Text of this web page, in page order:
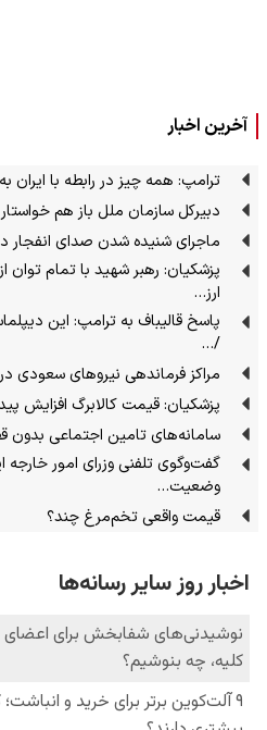
آخرین اخبار
ترامپ: همه چیز در رابطه با
دبیرکل سازمان ملل باز هم
ماجرای شنیده شدن صدای انفجار
پزشکیان: رهبر شهید با تمام توان
ارز…
پاسخ قالیباف به ترامپ: این
/…
مراکز فرماندهی نیروهای سعودی
پزشکیان: قیمت کالابرگ افزایش
سامانه‌های تامین اجتماعی
گفت‌وگوی تلفنی وزرای امور خارجه
وضعیت…
قیمت واقعی تخم‌مرغ چند؟